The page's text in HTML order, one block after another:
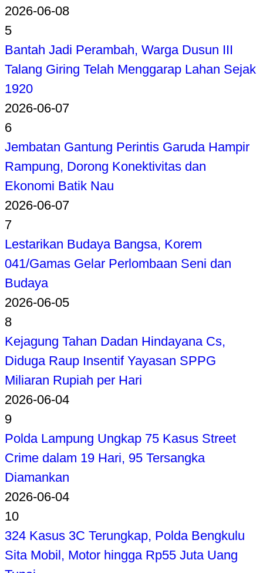
2026-06-08
5
Bantah Jadi Perambah, Warga Dusun III
Talang Giring Telah Menggarap Lahan Sejak
1920
2026-06-07
6
Jembatan Gantung Perintis Garuda Hampir
Rampung, Dorong Konektivitas dan
Ekonomi Batik Nau
2026-06-07
7
Lestarikan Budaya Bangsa, Korem
041/Gamas Gelar Perlombaan Seni dan
Budaya
2026-06-05
8
Kejagung Tahan Dadan Hindayana Cs,
Diduga Raup Insentif Yayasan SPPG
Miliaran Rupiah per Hari
2026-06-04
9
Polda Lampung Ungkap 75 Kasus Street
Crime dalam 19 Hari, 95 Tersangka
Diamankan
2026-06-04
10
324 Kasus 3C Terungkap, Polda Bengkulu
Sita Mobil, Motor hingga Rp55 Juta Uang